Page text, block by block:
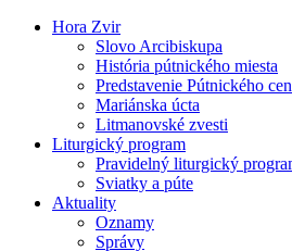
Hora Zvir
Slovo Arcibiskupa
História pútnického miesta
Predstavenie Pútnického
Mariánska úcta
Litmanovské zvesti
Liturgický program
Pravidelný liturgický
Sviatky a púte
Aktuality
Oznamy
Správy